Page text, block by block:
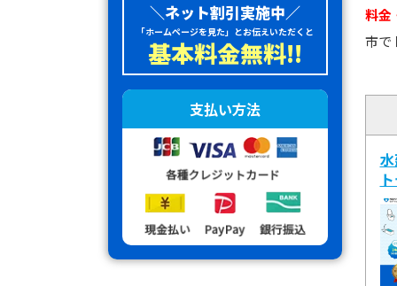
＼ネット割引実施中／
「ホームページを見た」とお伝えいただくと
基本料金無料!!
支払い方法
料金
市で